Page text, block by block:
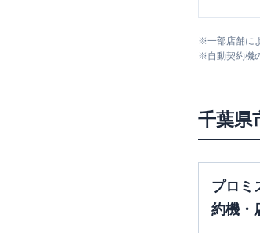
みずほ
※一部店舗に
※自動契約機
千葉県
プロミ
約機・